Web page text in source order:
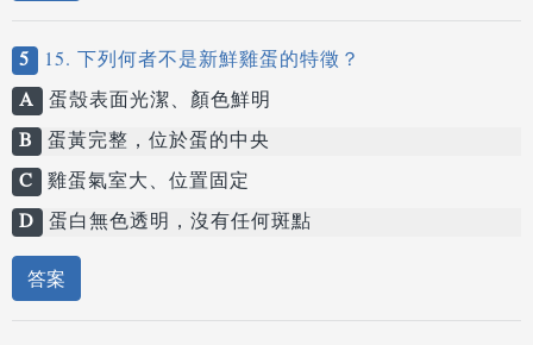
5
15. 下列何者不是新鮮雞蛋的特徵？
A 蛋殼表面光潔、顏色鮮明
B 蛋黃完整，位於蛋的中央
C 雞蛋氣室大、位置固定
D 蛋白無色透明，沒有任何斑點
答案